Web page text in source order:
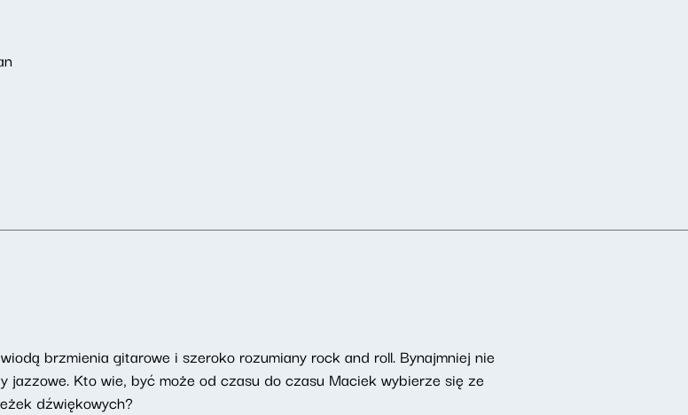
brzmienia gitarowe i szeroko rozumiany rock and roll. Bynajmniej nie
jazzowe. Kto wie, być może od czasu do czasu Maciek wybierze się ze
dźwiękowych?